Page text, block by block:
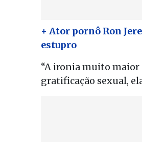
+ Ator pornô Ron
estupro
“A ironia muito
gratificação sexual,